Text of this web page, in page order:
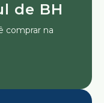
de BH
comprar na